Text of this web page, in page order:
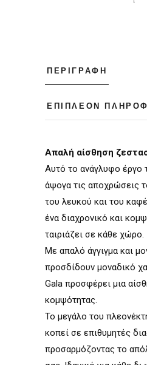
ΠΕΡΙΓΡΑΦΉ
ΕΠΙΠΛΈΟΝ
Απαλή αίσθηση
Αυτό το ανάγλυφο έργο
άψογα τις αποχρώσεις
του λευκού και του
ένα διαχρονικό και
ταιριάζει σε κάθε χώρο.
Με απαλό άγγιγµα και
προσδίδουν µοναδικό
Gala προσφέρει µια
κοµψότητας.
Το µεγάλο του
κοπεί σε επιθυµητές
προσαρµόζοντας το